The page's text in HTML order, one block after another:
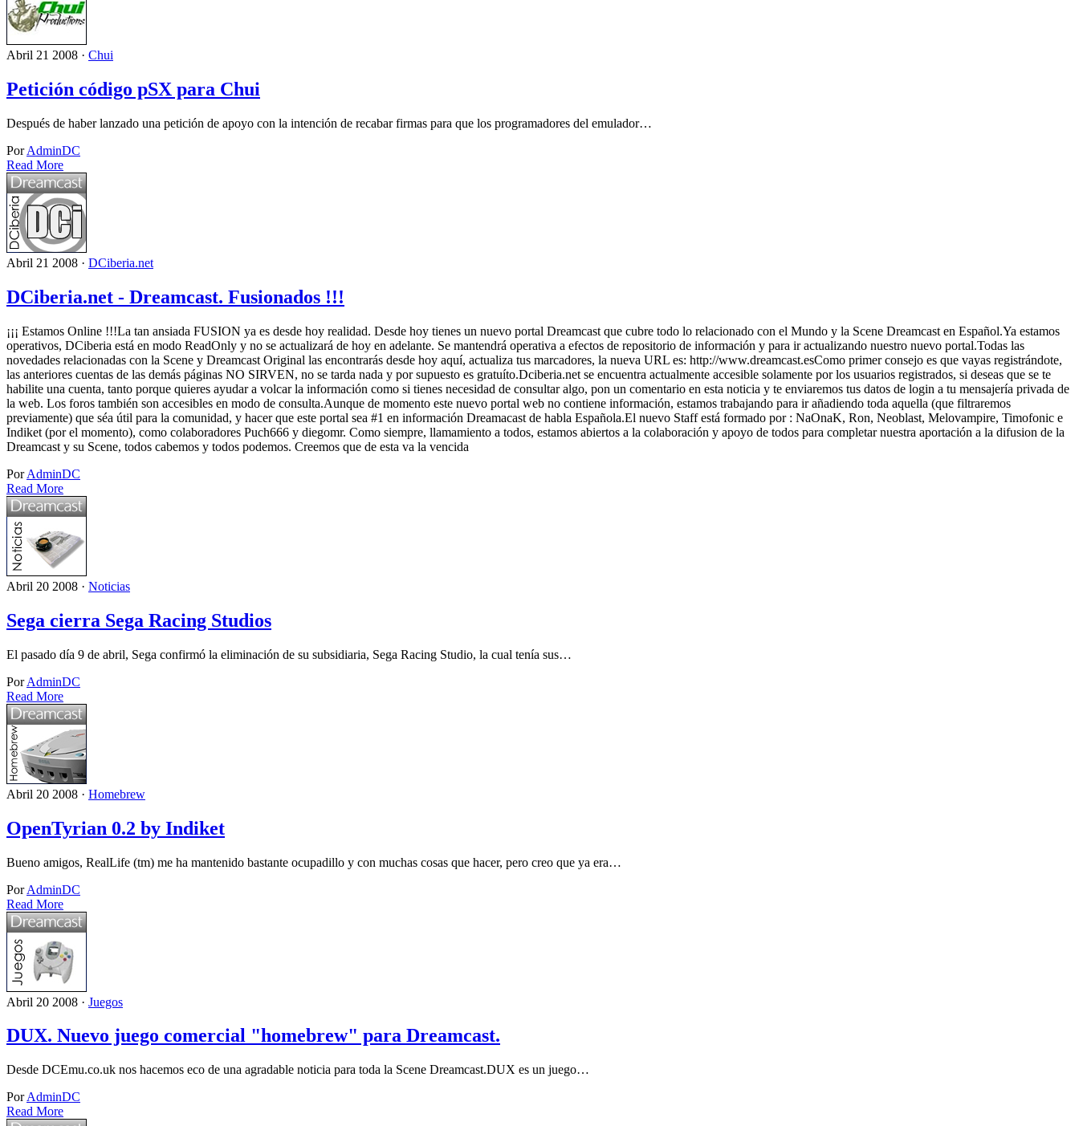
Abril 21 2008 · Chui
Petición código pSX para Chui
Después de haber lanzado una petición de apoyo con la intención de recabar firmas para que los programadores del emulador…
PorAdminDC
Read More
Abril 21 2008 · DCiberia.net
DCiberia.net - Dreamcast. Fusionados !!!
¡¡¡ Estamos Online !!!La tan ansiada FUSION ya es desde hoy realidad. Desde hoy tienes un nuevo portal Dreamcast que cubre todo lo relacionado con el Mundo y la Scene Dreamcast en Español.Ya estamos
operativos, DCiberia está en modo ReadOnly y no se actualizará de hoy en adelante. Se mantendrá operativa a efectos de repositorio de información y para ir actualizando nuestro nuevo portal.Todas las
novedades relacionadas con la Scene y Dreamcast Original las encontrarás desde hoy aquí, actualiza tus marcadores, la nueva URL es: http://www.dreamcast.esComo primer consejo es que vayas registrándote,
las anteriores cuentas de las demás páginas NO SIRVEN, no se tarda nada y por supuesto es gratuíto.Dciberia.net se encuentra actualmente accesible solamente por los usuarios registrados, si deseas que se te
habilite una cuenta, tanto porque quieres ayudar a volcar la información como si tienes necesidad de consultar algo, pon un comentario en esta noticia y te enviaremos tus datos de login a tu mensajería privada de
la web. Los foros también son accesibles en modo de consulta.Aunque de momento este nuevo portal web no contiene información, estamos trabajando para ir añadiendo toda aquella (que filtraremos
previamente) que séa útil para la comunidad, y hacer que este portal sea #1 en información Dreamacast de habla Española.El nuevo Staff está formado por : NaOnaK, Ron, Neoblast, Melovampire, Timofonic e
Indiket (por el momento), como colaboradores Puch666 y diegomr. Como siempre, llamamiento a todos, estamos abiertos a la colaboración y apoyo de todos para completar nuestra aportación a la difusion de la
Dreamcast y su Scene, todos cabemos y todos podemos. Creemos que de esta va la vencida
PorAdminDC
Read More
Abril 20 2008 · Noticias
Sega cierra Sega Racing Studios
El pasado día 9 de abril, Sega confirmó la eliminación de su subsidiaria, Sega Racing Studio, la cual tenía sus…
PorAdminDC
Read More
Abril 20 2008 · Homebrew
OpenTyrian 0.2 by Indiket
Bueno amigos, RealLife (tm) me ha mantenido bastante ocupadillo y con muchas cosas que hacer, pero creo que ya era…
PorAdminDC
Read More
Abril 20 2008 · Juegos
DUX. Nuevo juego comercial "homebrew" para Dreamcast.
Desde DCEmu.co.uk nos hacemos eco de una agradable noticia para toda la Scene Dreamcast.DUX es un juego…
PorAdminDC
Read More